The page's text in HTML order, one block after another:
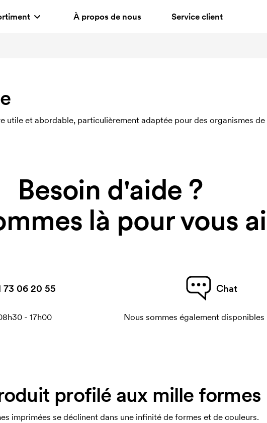
À propos de nous Service client
utile et abordable, particulièrement adaptée pour des organismes
Besoin d'aide ?
là pour vous
73 06 20 55
- 17h00
Chat
Nous sommes également disponibles
profilé aux mille formes
imprimées se déclinent dans une infinité de formes et de couleurs.